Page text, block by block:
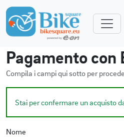
Pagamento con
Compila i campi qui sotto per
Stai per confermare un acquisto
Nome